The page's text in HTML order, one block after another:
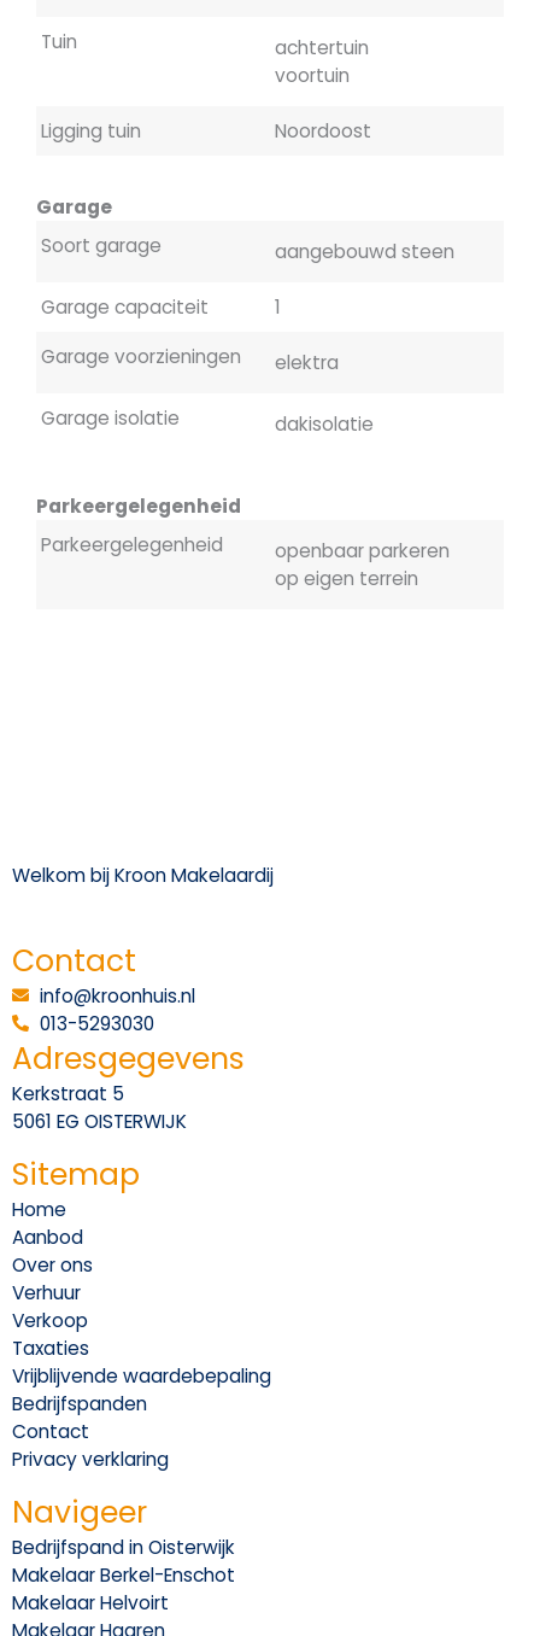
Tuin
achtertuin
voortuin
Ligging tuin Noordoost
Garage
Soort garage
aangebouwd steen
Garage capaciteit
1
Garage voorzieningen
elektra
Garage isolatie dakisolatie
Parkeergelegenheid
Parkeergelegenheid
openbaar parkeren
op eigen terrein
Welkom bij Kroon Makelaardij
Contact
info@kroonhuis.nl
013-5293030
Adresgegevens
Kerkstraat 5
5061 EG OISTERWIJK
Sitemap
Home
Aanbod
Over ons
Verhuur
Verkoop
Taxaties
Vrijblijvende waardebepaling
Bedrijfspanden
Contact
Privacy verklaring
Navigeer
Bedrijfspand in Oisterwijk
Makelaar Berkel-Enschot
Makelaar Helvoirt
Makelaar Haaren